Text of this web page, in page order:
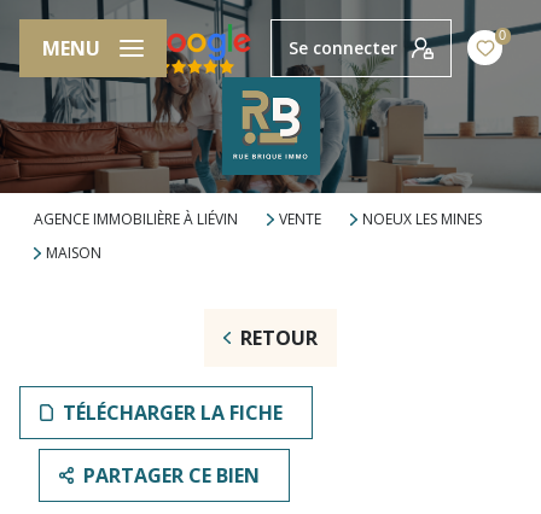
Se connecter
0
FR
MENU
AGENCE IMMOBILIÈRE À LIÉVIN VENTE
NOEUX LES MINES
MAISON
RETOUR
TÉLÉCHARGER LA FICHE
PARTAGER CE BIEN